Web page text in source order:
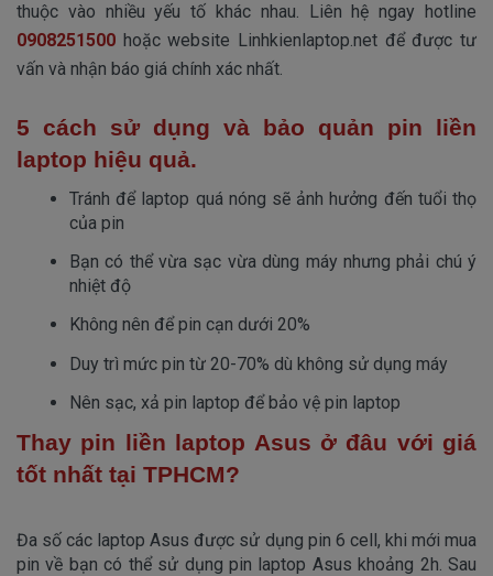
thuộc vào nhiều yếu tố khác nhau. Liên hệ ngay hotline
0908251500 hoặc website Linhkienlaptop.net để được tư
vấn và nhận báo giá chính xác nhất.
5 cách sử dụng và bảo quản pin liền
laptop hiệu quả.
Tránh để laptop quá nóng sẽ ảnh hưởng đến tuổi thọ
của pin
Bạn có thể vừa sạc vừa dùng máy nhưng phải chú ý
nhiệt độ
Không nên để pin cạn dưới 20%
Duy trì mức pin từ 20-70% dù không sử dụng máy
Nên sạc, xả pin laptop để bảo vệ pin laptop
Thay pin liền laptop Asus ở đâu với giá
tốt nhất tại TPHCM?
Đa số các laptop Asus được sử dụng pin 6 cell, khi mới mua
pin về bạn có thể sử dụng pin laptop Asus khoảng 2h. Sau